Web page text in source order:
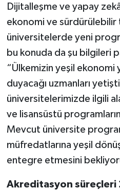
Dijitalleşme ve yapay
ekonomi ve sürdürülebilir
üniversitelerde yeni
bu konuda da şu bilgileri
“Ülkemizin yeşil ekonomi
duyacağı uzmanları
üniversitelerimizde ilgili
ve lisansüstü programların
Mevcut üniversite
müfredatlarına yeşil
entegre etmesini
Akreditasyon süreçleri